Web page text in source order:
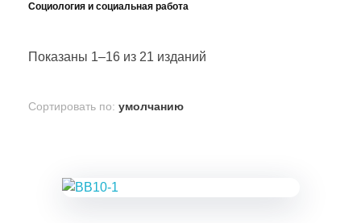
Социология и социальная работа
Показаны 1–16 из 21 изданий
Сортировать по: умолчанию